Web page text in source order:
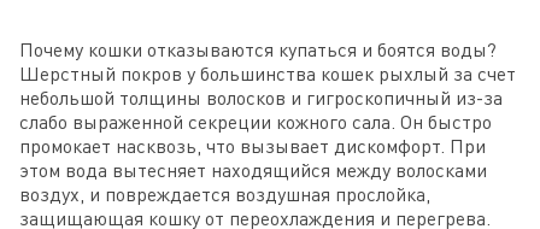
Почему кошки отказываются купаться и боятся воды?
Шерстный покров у большинства кошек рыхлый за счет
небольшой толщины волосков и гигроскопичный из-за
слабо выраженной секреции кожного сала. Он быстро
промокает насквозь, что вызывает дискомфорт. При
этом вода вытесняет находящийся между волосками
воздух, и повреждается воздушная прослойка,
защищающая кошку от переохлаждения и перегрева.